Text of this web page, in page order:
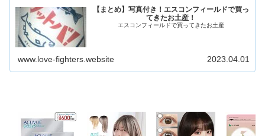
【まとめ】写真付き！エスコンフィールドで買っ
てきたお土産！
エスコンフィールドで買ってきたお土産
www.love-fighters.website 2023.04.01